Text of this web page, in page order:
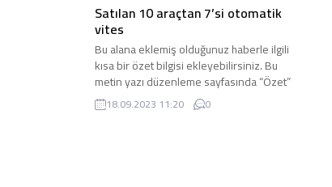
Satılan 10 araçtan 7’si otomatik
vites
Bu alana eklemiş olduğunuz haberle ilgili
kısa bir özet bilgisi ekleyebilirsiniz. Bu
metin yazı düzenleme sayfasında “Özet”
bölümünden eklenebilir. Özet eklenmişse
başlık altında kalın olarak bu şekilde
18.09.2023 11:20 0